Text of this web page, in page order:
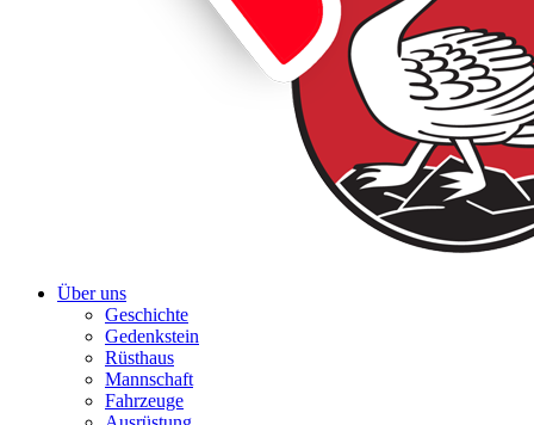
Über uns
Geschichte
Gedenkstein
Rüsthaus
Mannschaft
Fahrzeuge